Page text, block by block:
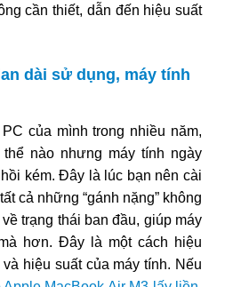
cần thiết, dẫn đến hiệu suất
dài sử dụng, máy tính
của mình trong nhiều năm,
nào nhưng máy tính ngày
kém. Đây là lúc bạn nên cài
cả những “gánh nặng” không
trạng thái ban đầu, giúp máy
hơn. Đây là một cách hiệu
hiệu suất của máy tính. Nếu